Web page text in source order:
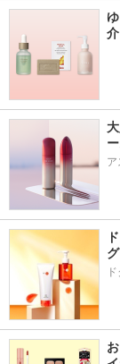
介
ア